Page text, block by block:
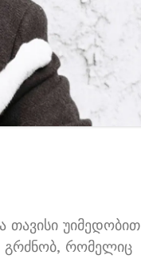
თავისი უიმედობით
გრძნობ, რომელიც